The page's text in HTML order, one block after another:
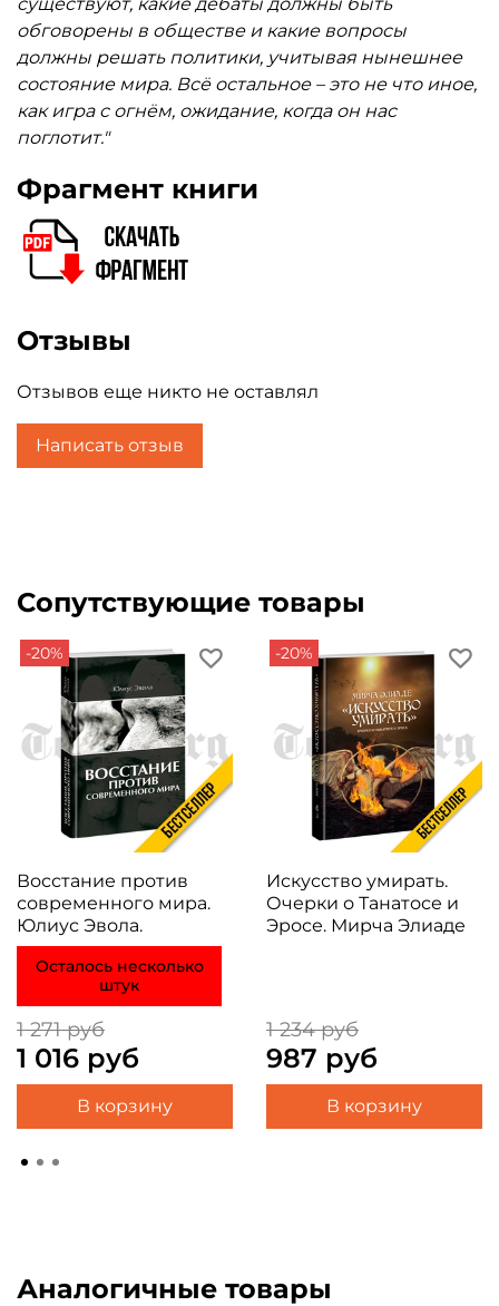
обговорены в обществе и какие вопросы
должны решать политики, учитывая нынешнее
состояние мира. Всё остальное – это не что иное,
как игра с огнём, ожидание, когда он нас
поглотит."
Фрагмент книги
Отзывы
Отзывов еще никто не оставлял
Написать отзыв
Сопутствующие товары
-20%
Восстание против
современного мира.
Юлиус Эвола.
Осталось несколько
штук
1 271 руб
1 016 руб
В корзину
-20%
Искусство умирать.
Очерки о Танатосе и
Эросе. Мирча Элиаде
1 234 руб
987 руб
В корзину
Аналогичные товары